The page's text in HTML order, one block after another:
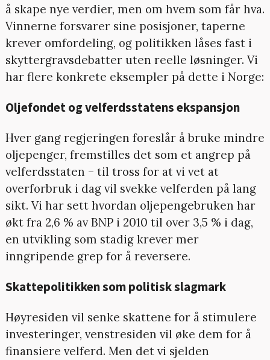
å skape nye verdier, men om hvem som får hva.
Vinnerne forsvarer sine posisjoner, taperne
krever omfordeling, og politikken låses fast i
skyttergravsdebatter uten reelle løsninger. Vi
har flere konkrete eksempler på dette i Norge:
Oljefondet og velferdsstatens ekspansjon
Hver gang regjeringen foreslår å bruke mindre
oljepenger, fremstilles det som et angrep på
velferdsstaten – til tross for at vi vet at
overforbruk i dag vil svekke velferden på lang
sikt. Vi har sett hvordan oljepengebruken har
økt fra 2,6 % av BNP i 2010 til over 3,5 % i dag,
en utvikling som stadig krever mer
inngripende grep for å reversere.
Skattepolitikken som politisk slagmark
Høyresiden vil senke skattene for å stimulere
investeringer, venstresiden vil øke dem for å
finansiere velferd. Men det vi sjelden